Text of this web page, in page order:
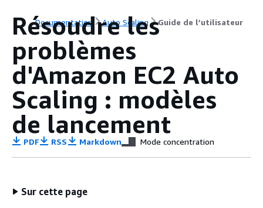
Documentation Auto Scaling Guide de l’utilisateur
Résoudre les
problèmes
d'Amazon EC2 Auto
Scaling : modèles
de lancement
PDF RSS Markdown Mode concentration
Sur cette page